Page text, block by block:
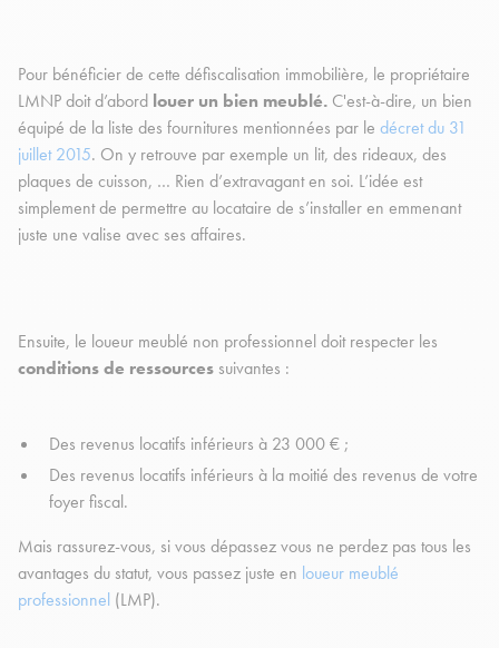
Pour bénéficier de cette défiscalisation immobilière, le propriétaire
LMNP doit d’abord louer un bien meublé. C'est-à-dire, un bien
équipé de la liste des fournitures mentionnées par le décret du 31
juillet 2015. On y retrouve par exemple un lit, des rideaux, des
plaques de cuisson, … Rien d’extravagant en soi. L’idée est
simplement de permettre au locataire de s’installer en emmenant
juste une valise avec ses affaires.
Ensuite, le loueur meublé non professionnel doit respecter les
conditions de ressources suivantes :
Des revenus locatifs inférieurs à 23 000 € ;
Des revenus locatifs inférieurs à la moitié des revenus de votre
foyer fiscal.
Mais rassurez-vous, si vous dépassez vous ne perdez pas tous les
avantages du statut, vous passez juste en loueur meublé
professionnel (LMP).